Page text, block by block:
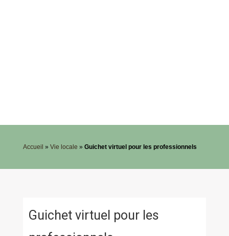
Accueil » Vie locale » Guichet virtuel pour les professionnels
Guichet virtuel pour les